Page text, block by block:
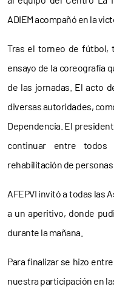
ADIEM acompañó en la
Tras el torneo de fútbol,
ensayo de la coreografía
de las jornadas. El acto
diversas autoridades,
Dependencia. El
continuar entre
rehabilitación de
AFEPVI invitó a todas las
a un aperitivo, donde
durante la mañana.
Para finalizar se hizo
nuestra participación en